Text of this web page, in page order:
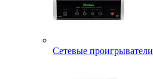
Сетевые проигрыватели